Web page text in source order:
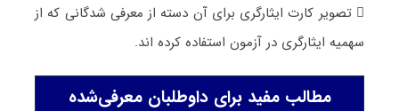
 تصویر کارت ایثارگری برای آن دسته از معرفی شدگانی که از
سهمیه ایثارگری در آزمون استفاده کرده اند.
مطالب مفید برای داوطلبان معرفی‌شده